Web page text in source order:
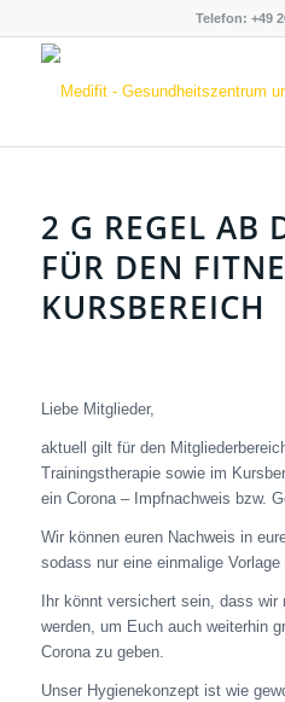
Telefon: +49
2 G REGEL AB
FÜR DEN
KURSBEREICH
Liebe Mitglieder,
aktuell gilt für den
Trainingstherapie sowie im
ein Corona – Impfnachweis bzw.
Wir können euren Nachweis in
sodass nur eine einmalige
Ihr könnt versichert sein, dass
werden, um Euch auch weiterhin
Corona zu geben.
Unser Hygienekonzept ist wie